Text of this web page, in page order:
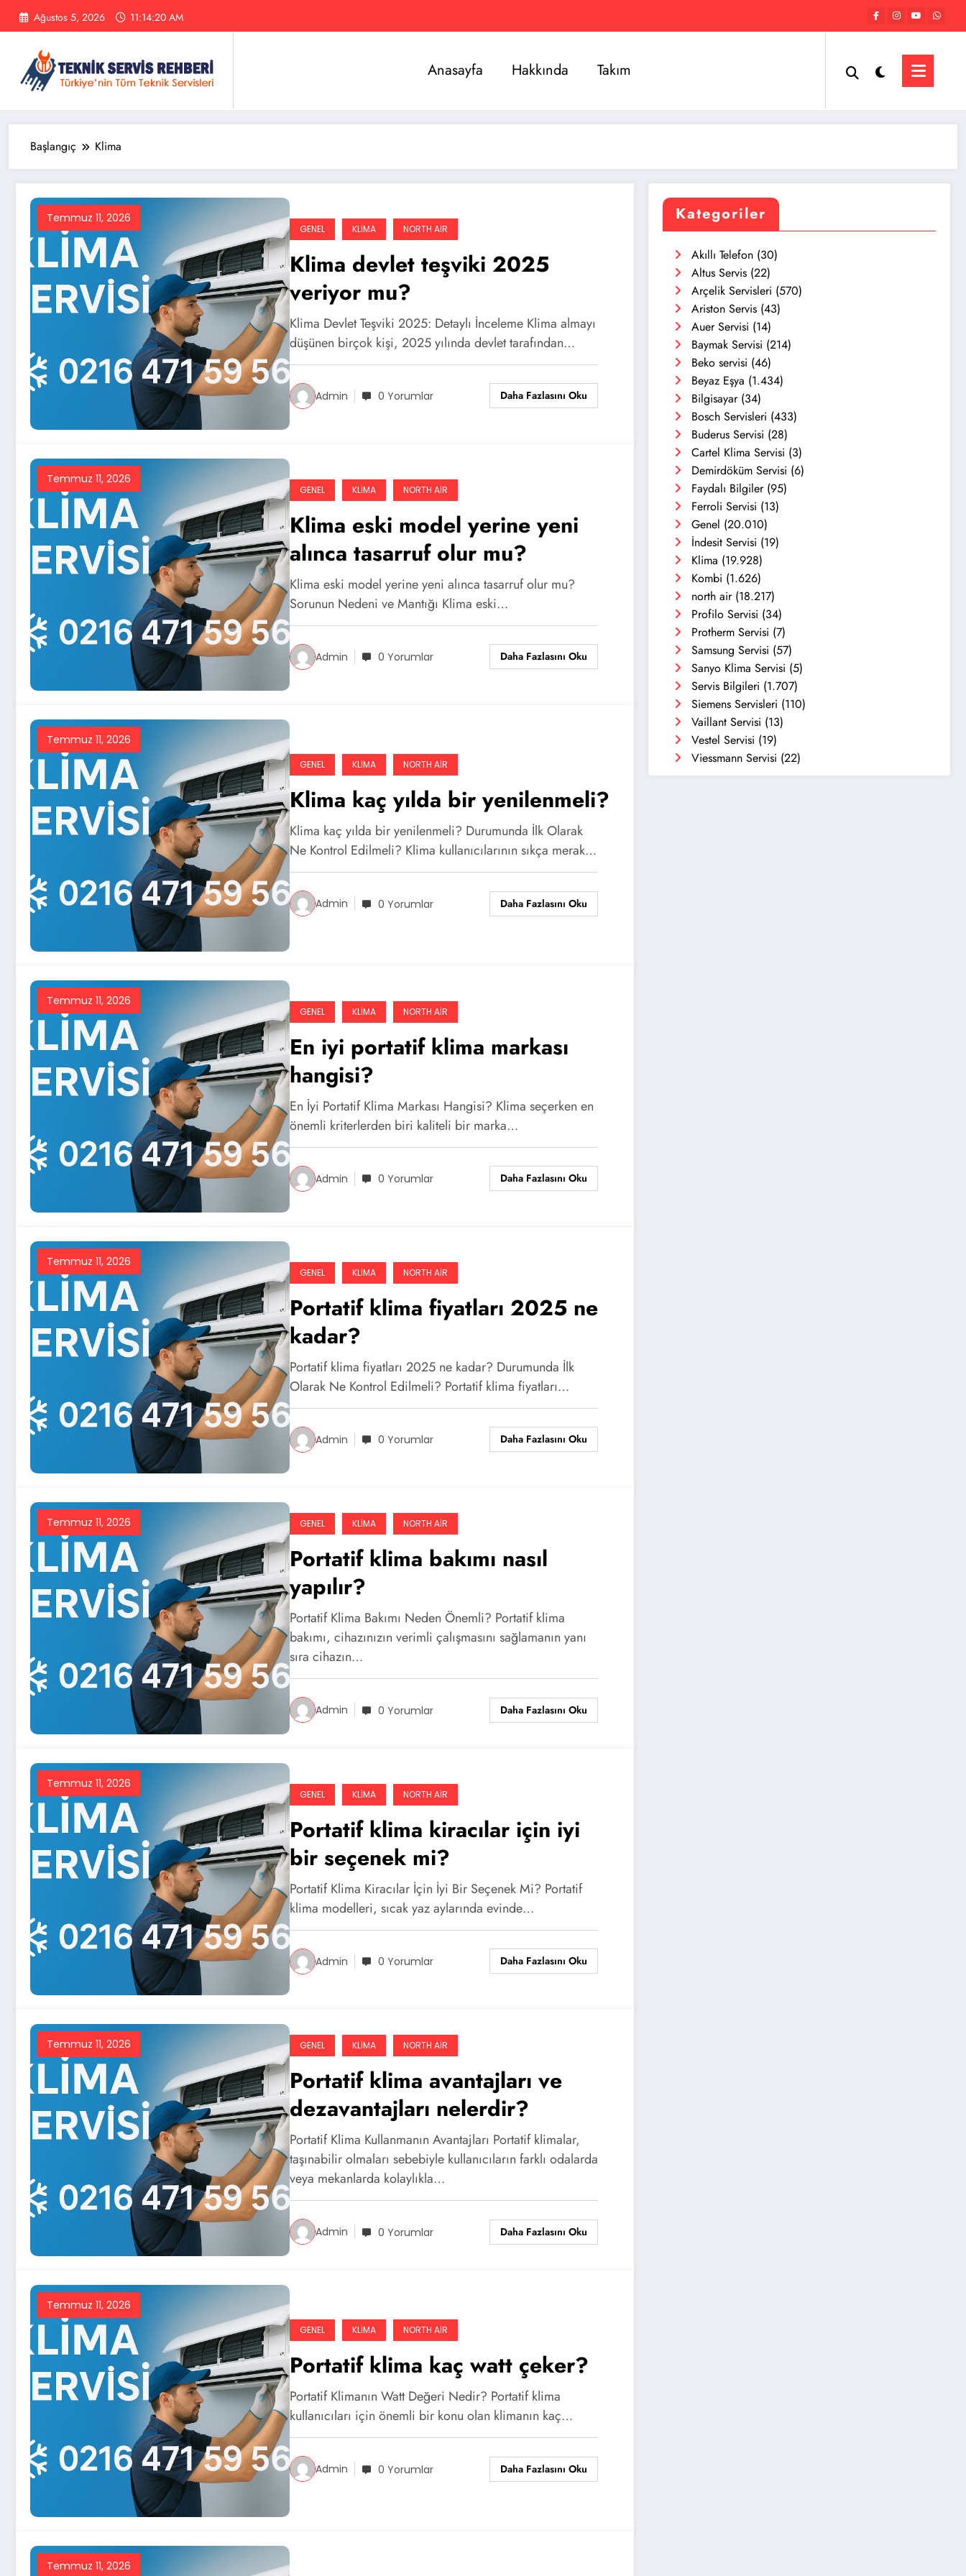
İçeriğe
Ağustos 5, 2026 11:14:21 AM
Anasayfa Hakkında Takım
Başlangıç Klima
Temmuz 11, 2026
GENEL KLIMA NORTH AIR
Klima devlet teşviki 2025
veriyor mu?
Klima Devlet Teşviki 2025: Detaylı İnceleme Klima almayı
düşünen birçok kişi, 2025 yılında devlet tarafından…
Admin 0 Yorumlar Daha Fazlasını Oku
Temmuz 11, 2026
GENEL KLIMA NORTH AIR
Klima eski model yerine yeni
alınca tasarruf olur mu?
Klima eski model yerine yeni alınca tasarruf olur mu?
Sorunun Nedeni ve Mantığı Klima eski…
Admin 0 Yorumlar Daha Fazlasını Oku
Temmuz 11, 2026
GENEL KLIMA NORTH AIR
Klima kaç yılda bir yenilenmeli?
Klima kaç yılda bir yenilenmeli? Durumunda İlk Olarak
Ne Kontrol Edilmeli? Klima kullanıcılarının sıkça merak…
Admin 0 Yorumlar Daha Fazlasını Oku
Temmuz 11, 2026
GENEL KLIMA NORTH AIR
En iyi portatif klima markası
hangisi?
En İyi Portatif Klima Markası Hangisi? Klima seçerken en
önemli kriterlerden biri kaliteli bir marka…
Admin 0 Yorumlar Daha Fazlasını Oku
Temmuz 11, 2026
GENEL KLIMA NORTH AIR
Portatif klima fiyatları 2025 ne
kadar?
Portatif klima fiyatları 2025 ne kadar? Durumunda İlk
Olarak Ne Kontrol Edilmeli? Portatif klima fiyatları…
Admin 0 Yorumlar Daha Fazlasını Oku
Temmuz 11, 2026 GENEL KLIMA NORTH AIR
Portatif klima bakımı nasıl
yapılır?
Portatif Klima Bakımı Neden Önemli? Portatif klima
bakımı, cihazınızın verimli çalışmasını sağlamanın yanı
sıra cihazın…
Admin 0 Yorumlar Daha Fazlasını Oku
Temmuz 11, 2026
GENEL KLIMA NORTH AIR
Portatif klima kiracılar için iyi
bir seçenek mi?
Portatif Klima Kiracılar İçin İyi Bir Seçenek Mi? Portatif
klima modelleri, sıcak yaz aylarında evinde…
Admin 0 Yorumlar Daha Fazlasını Oku
Temmuz 11, 2026 GENEL KLIMA NORTH AIR
Portatif klima avantajları ve
dezavantajları nelerdir?
Portatif Klima Kullanmanın Avantajları Portatif klimalar,
taşınabilir olmaları sebebiyle kullanıcıların farklı odalarda
veya mekanlarda kolaylıkla…
Admin 0 Yorumlar Daha Fazlasını Oku
Temmuz 11, 2026
GENEL KLIMA NORTH AIR
Portatif klima kaç watt çeker?
Portatif Klimanın Watt Değeri Nedir? Portatif klima
kullanıcıları için önemli bir konu olan klimanın kaç…
Admin 0 Yorumlar Daha Fazlasını Oku
Temmuz 11, 2026
Kategoriler
Akıllı Telefon (30)
Altus Servis (22)
Arçelik Servisleri (570)
Ariston Servis (43)
Auer Servisi (14)
Baymak Servisi (214)
Beko servisi (46)
Beyaz Eşya (1.434)
Bilgisayar(34)
Bosch Servisleri (433)
Buderus Servisi (28)
Cartel Klima Servisi (3)
Demirdöküm Servisi (6)
Faydalı Bilgiler(95)
Ferroli Servisi (13)
Genel (20.010)
İndesit Servisi (19)
Klima (19.928)
Kombi (1.626)
north air(18.217)
Profilo Servisi (34)
Protherm Servisi (7)
Samsung Servisi (57)
Sanyo Klima Servisi (5)
Servis Bilgileri (1.707)
Siemens Servisleri (110)
Vaillant Servisi (13)
Vestel Servisi (19)
Viessmann Servisi (22)